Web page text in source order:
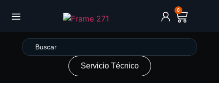
0
Servicio Técnico